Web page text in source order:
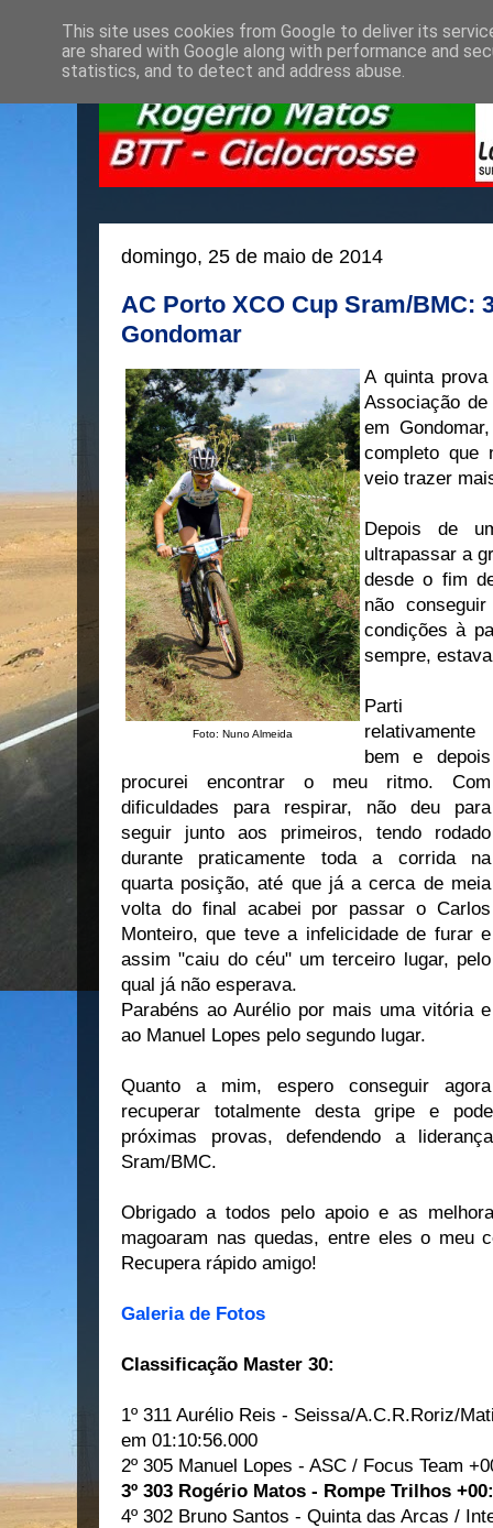
domingo, 25 de maio de 2014
AC Porto XCO Cup Sram/BMC:
Gondomar
Foto: Nuno Almeida
A quinta
Associação
em
completo que
veio trazer
Depois de
ultrapassar a
desde o fim
não
condições à
sempre,
Parti
relativamente
bem e depois
procurei encontrar o meu ritmo. Com
dificuldades para respirar, não deu para
seguir junto aos primeiros, tendo rodado
durante praticamente toda a corrida na
quarta posição, até que já a cerca de meia
volta do final acabei por passar o Carlos
Monteiro, que teve a infelicidade de furar e
assim "caiu do céu" um terceiro lugar, pelo
qual já não esperava.
Parabéns ao Aurélio por mais uma vitória e
ao Manuel Lopes pelo segundo lugar.
Quanto a mim, espero conseguir agora
recuperar totalmente desta gripe e
próximas provas, defendendo a
Sram/BMC.
Obrigado a todos pelo apoio e as
magoaram nas quedas, entre eles o meu
Recupera rápido amigo!
Galeria de Fotos
Classificação Master 30:
1º 311 Aurélio Reis - Seissa/A.C.R.Roriz/
em 01:10:56.000
2º 305 Manuel Lopes - ASC / Focus Team
3º 303 Rogério Matos - Rompe Trilhos
4º 302 Bruno Santos - Quinta das Arcas /
This site uses cookies from Google to deliver its
are shared with Google along with performance and
statistics, and to detect and address abuse.